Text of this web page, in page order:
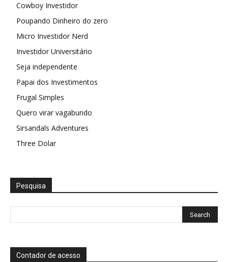
Cowboy Investidor
Poupando Dinheiro do zero
Micro Investidor Nerd
Investidor Universitário
Seja independente
Papai dos Investimentos
Frugal Simples
Quero virar vagabundo
Sirsandals Adventures
Three Dolar
Pesquisa
Contador de acesso